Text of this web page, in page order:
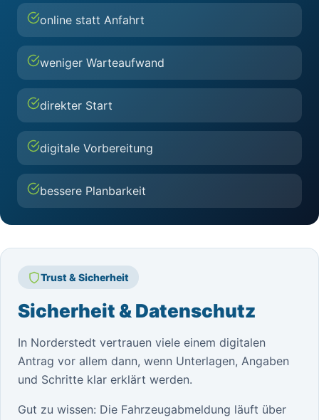
online statt Anfahrt
weniger Warteaufwand
direkter Start
digitale Vorbereitung
bessere Planbarkeit
Trust & Sicherheit
Sicherheit & Datenschutz
In Norderstedt vertrauen viele einem digitalen
Antrag vor allem dann, wenn Unterlagen, Angaben
und Schritte klar erklärt werden.
Gut zu wissen: Die Fahrzeugabmeldung läuft über